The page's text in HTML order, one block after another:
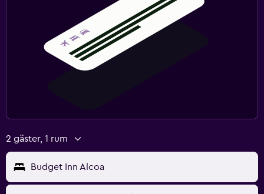
2 gäster, 1 rum
Budget Inn Alcoa